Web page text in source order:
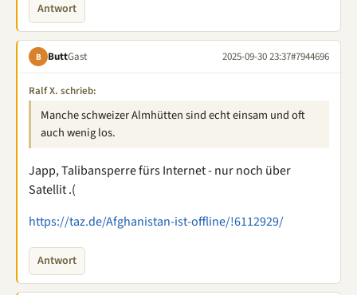
Antwort
B ButtGast 2025-09-30 23:37#7944696
Ralf X. schrieb:
Manche schweizer Almhütten sind echt einsam und oft
auch wenig los.
Japp, Talibansperre fürs Internet - nur noch über
Satellit .(
https://taz.de/Afghanistan-ist-offline/!6112929/
Antwort